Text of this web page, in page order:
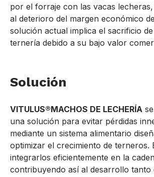
por el forraje con las vacas
al deterioro del margen económico
solución actual implica el sacrificio
ternería debido a su bajo valor
Solución
VITULUS®MACHOS DE LECHERÍA
una solución para evitar pérdidas
mediante un sistema alimentario
optimizar el crecimiento de terneros.
integrarlos eficientemente en la
contribuyendo así al desarrollo tanto